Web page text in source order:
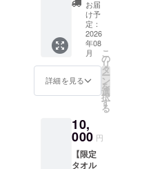
ステッ
カー
（50×5
0㎜）
・オリ
ジナル
タオル
（20cm
ターン
送付の
ため、
メール
礼メー
ル（ほ
しい方
を選択
してく
ださ
い。）
・アン
バサ
らのお
礼動画
（約60
秒。
メール
お届
け予
定：
2026
年08
月
詳細を見る
こ
の
リ
タ
ー
ン
を
選
択
す
る
10,
000 円
【限定
タオル